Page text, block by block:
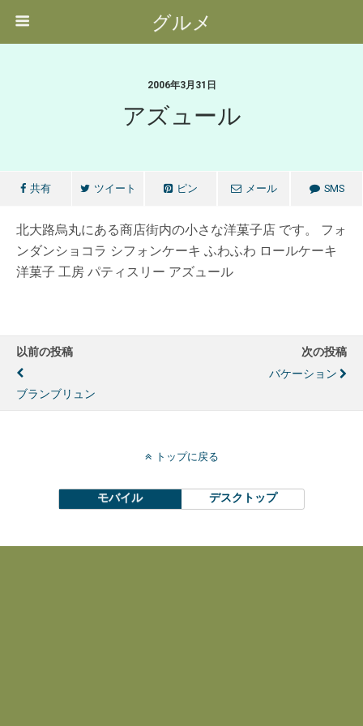
グルメ
2006年3月31日
アズュール
共有 ツイート ピン メール SMS
北大路烏丸にある商店街内の小さな洋菓子店 です。 フォ
ンダンショコラ シフォンケーキ ふわふわ ロールケーキ
洋菓子 工房 パティスリー アズュール
以前の投稿
ブランブリュン
次の投稿
バケーション
トップに戻る
モバイル デスクトップ